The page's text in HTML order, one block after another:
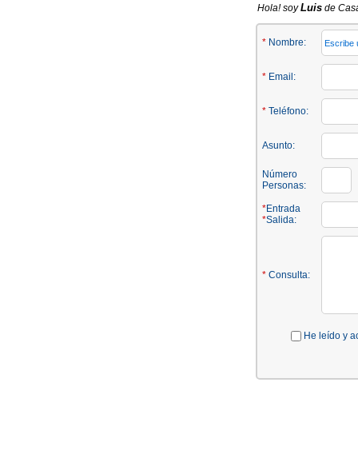
Hola! soyLuis de
* Nombre:
* Email:
* Teléfono:
Asunto:
Número
Personas:
*Entrada
*Salida:
* Consulta:
He leído y